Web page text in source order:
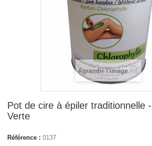
Agrandir l'image
Pot de cire à épiler traditionnelle
Verte
Référence : 0137